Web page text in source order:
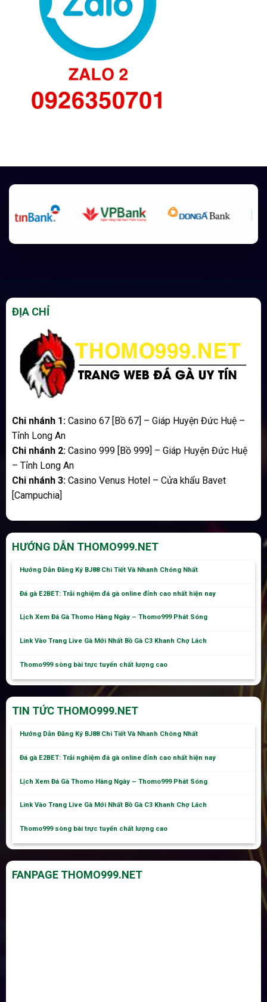
ĐỊA CHỈ
Chi nhánh 1:Casino 67 [Bồ 67] – Giáp Huyện Đức Huệ –
Tỉnh Long An
Chi nhánh 2:Casino 999 [Bồ 999] – Giáp Huyện Đức Huệ
– Tỉnh Long An
Chi nhánh 3:Casino Venus Hotel – Cửa khẩu Bavet
[Campuchia]
HƯỚNG DẪN THOMO999.NET
Hướng Dẫn Đăng Ký BJ88 Chi Tiết Và Nhanh Chóng Nhất
Đá gà E2BET: Trải nghiệm đá gà online đỉnh cao nhất hiện nay
Lịch Xem Đá Gà Thomo Hàng Ngày – Thomo999 Phát Sóng
Link Vào Trang Live Gà Mới Nhất Bồ Gà C3 Khanh Chợ Lách
Thomo999 sòng bài trực tuyến chất lượng cao
TIN TỨC THOMO999.NET
Hướng Dẫn Đăng Ký BJ88 Chi Tiết Và Nhanh Chóng Nhất
Đá gà E2BET: Trải nghiệm đá gà online đỉnh cao nhất hiện nay
Lịch Xem Đá Gà Thomo Hàng Ngày – Thomo999 Phát Sóng
Link Vào Trang Live Gà Mới Nhất Bồ Gà C3 Khanh Chợ Lách
Thomo999 sòng bài trực tuyến chất lượng cao
FANPAGE THOMO999.NET